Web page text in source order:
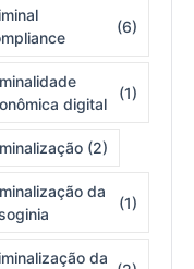
(6)
digital
(1)
(2)
da
(1)
da